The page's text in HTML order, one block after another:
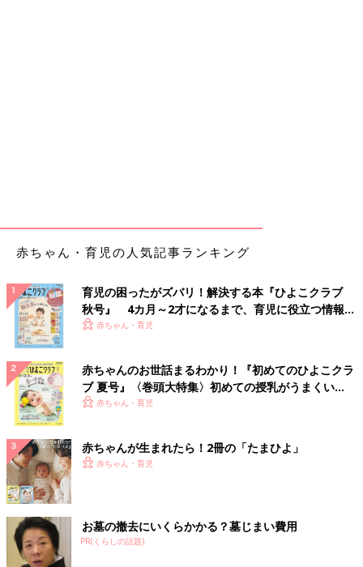
赤ちゃん・育児の人気記事ランキング
育児の困ったがズバリ！解決する本『ひよこクラブ
秋号』 4カ月～2才になるまで、育児に役立つ情報が
いっぱい！
赤ちゃん・育児
赤ちゃんのお世話まるわかり！『初めてのひよこクラ
ブ 夏号』〈巻頭大特集〉初めての授乳がうまくい
く！ おっぱい・ミルクの基本と夏のトラブル 解決テ
赤ちゃん・育児
赤ちゃんが生まれたら！2冊の「たまひよ」
赤ちゃん・育児
お墓の撤去にいくらかかる？墓じまい費用
PR(くらしの話題)